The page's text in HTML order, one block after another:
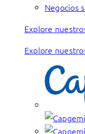
Negocios
Explore
Explore